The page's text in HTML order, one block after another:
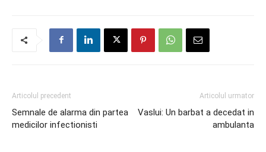
Articolul precedent
Semnale de alarma din partea
medicilor infectionisti
Articolul urmator
Vaslui: Un barbat a decedat in
ambulanta